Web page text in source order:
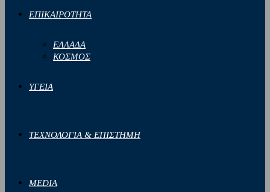
ΕΠΙΚΑΙΡΟΤΗΤΑ
ΕΛΛΑΔΑ
ΚΟΣΜΟΣ
ΥΓΕΙΑ
ΤΕΧΝΟΛΟΓΙΑ & ΕΠΙΣΤΗΜΗ
MEDIA